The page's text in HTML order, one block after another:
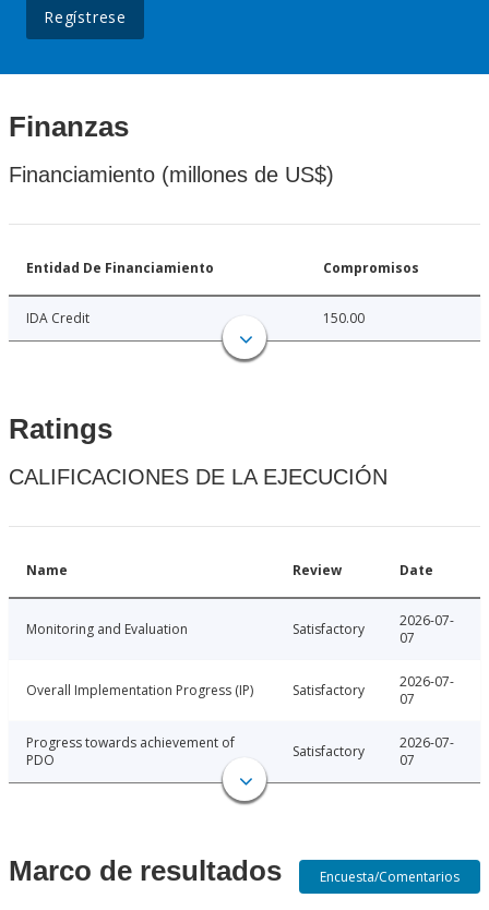
Regístrese
Finanzas
Financiamiento (millones de US$)
Entidad De Financiamiento Compromisos
IDA Credit 150.00
Ratings
CALIFICACIONES DE LA EJECUCIÓN
Name Review Date
Monitoring and Evaluation Satisfactory
2026-07-
07
Overall Implementation Progress (IP) Satisfactory
2026-07-
07
Progress towards achievement of
PDO
Satisfactory
2026-07-
07
Marco de resultados Encuesta/Comentarios